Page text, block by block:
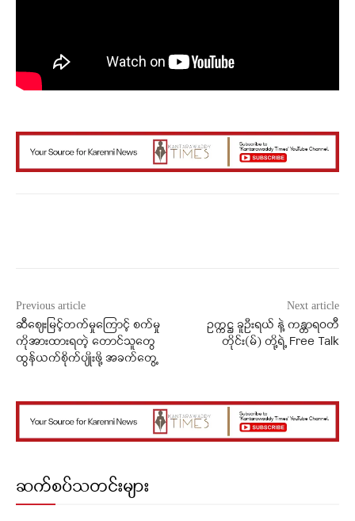
Previous article
ဆီစျေးမြင့်တက်မှုကြောင့် စက်မှု
ကိုအားထားရတဲ့ တောင်သူတွေ
ထွန်ယက်စိုက်ပျိုးဖို့ အခက်တွေ့
Next article
ဥက္ကဋ္ဌ ခူဦးရယ် နဲ့ ကန္တာရဝတီ
တိုင်း(မ်) တို့ရဲ့ Free Talk
ဆက်စပ်သတင်းများ